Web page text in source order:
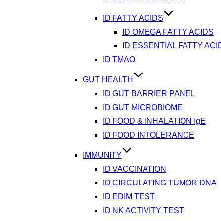
ID FATTY ACIDS
ID OMEGA FATTY ACIDS
ID ESSENTIAL FATTY
ID TMAO
GUT HEALTH
ID GUT BARRIER PANEL
ID GUT MICROBIOME
ID FOOD & INHALATION IgE
ID FOOD INTOLERANCE
IMMUNITY
ID VACCINATION
ID CIRCULATING TUMOR DNA
ID EDIM TEST
ID NK ACTIVITY TEST